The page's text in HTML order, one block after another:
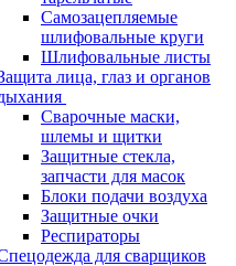
Самозацепляемые
шлифовальные круги
Шлифовальные листы
лица, глаз и органов
Сварочные маски,
шлемы и щитки
Защитные стекла,
запчасти для масок
Блоки подачи воздуха
Защитные очки
Респираторы
для сварщиков